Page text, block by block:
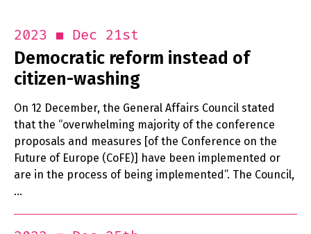
2023 Dec 21st
Democratic reform instead of
citizen-washing
On 12 December, the General Affairs Council stated
that the “overwhelming majority of the conference
proposals and measures [of the Conference on the
Future of Europe (CoFE)] have been implemented or
are in the process of being implemented”. The Council,
…